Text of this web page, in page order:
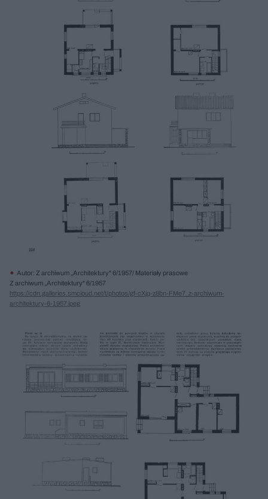
Autor: Z archiwum „Architektury" 6/1957/ Materiały prasowe
Z archiwum „Architektury" 6/1957
https://cdn.galleries.smcloud.net/t/photos/gf-cXjq-z8bn-FMe7_z-archiwum-
architektury-6-1957.jpeg